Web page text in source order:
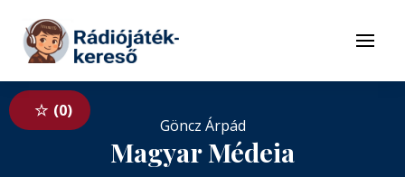
Tovább a tartalomhoz
Menü
0
Göncz Árpád
Magyar Médeia